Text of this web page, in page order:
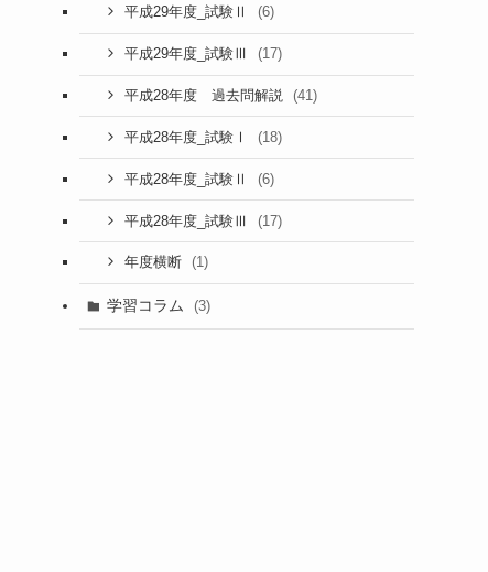
平成29年度_試験Ⅱ (6)
平成29年度_試験Ⅲ (17)
平成28年度 過去問解説 (41)
平成28年度_試験Ⅰ (18)
平成28年度_試験Ⅱ (6)
平成28年度_試験Ⅲ (17)
年度横断 (1)
学習コラム (3)